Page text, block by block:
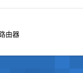
由器